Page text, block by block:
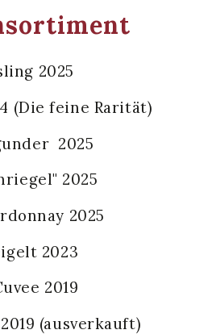
2025
(Die feine Rarität)
2025
2025
2025
2023
2019
(ausverkauft)